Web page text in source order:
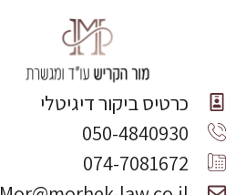
כרטיס ביקור דיגיטלי
050-4840930
074-7081672